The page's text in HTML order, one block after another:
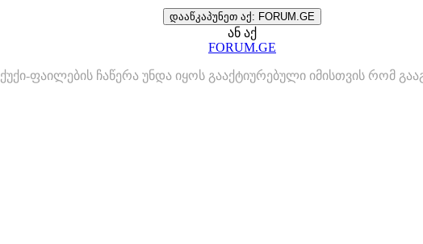
დააწკაპუნეთ აქ: FORUM.GE
ან აქ
FORUM.GE
ქუქი-ფაილების ჩაწერა უნდა იყოს გააქტიურებული იმისთვის რომ